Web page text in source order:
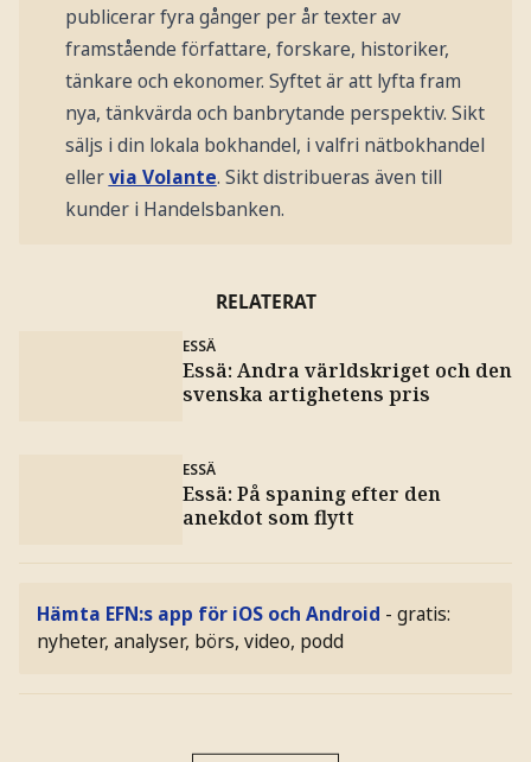
publicerar fyra gånger per år texter av
framstående författare, forskare, historiker,
tänkare och ekonomer. Syftet är att lyfta fram
nya, tänkvärda och banbrytande perspektiv. Sikt
säljs i din lokala bokhandel, i valfri nätbokhandel
ellervia Volante. Sikt distribueras även till
kunder i Handelsbanken.
RELATERAT
ESSÄ
Essä: Andra världskriget och den
svenska artighetens pris
ESSÄ
Essä: På spaning efter den
anekdot som flytt
Hämta EFN:s app för iOS och Android - gratis:
nyheter, analyser, börs, video, podd